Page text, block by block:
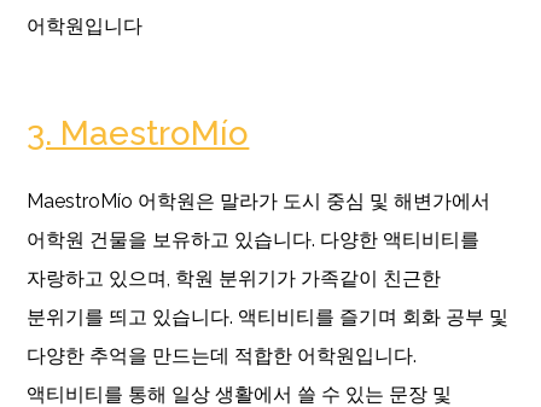
어학원입니다
3. MaestroMío
MaestroMío 어학원은 말라가 도시 중심 및 해변가에서
어학원 건물을 보유하고 있습니다. 다양한 액티비티를
자랑하고 있으며, 학원 분위기가 가족같이 친근한
분위기를 띄고 있습니다. 액티비티를 즐기며 회화 공부 및
다양한 추억을 만드는데 적합한 어학원입니다.
액티비티를 통해 일상 생활에서 쓸 수 있는 문장 및